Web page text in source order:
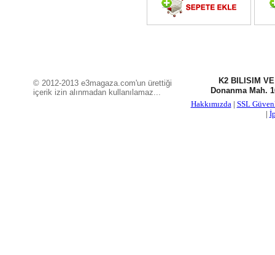
© 2012-2013 e3magaza.com'un ürettiği
içerik izin alınmadan kullanılamaz...
K2 BILISIM
Donanma Mah.
Hakkımızda| SSL
|